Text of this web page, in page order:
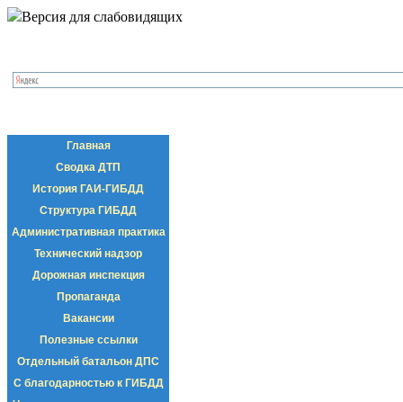
Версия для слабовидящих
Главная
Сводка ДТП
История ГАИ-ГИБДД
Структура ГИБДД
Административная практика
Технический надзор
Дорожная инспекция
Пропаганда
Вакансии
Полезные ссылки
Отдельный батальон ДПС
С благодарностью к ГИБДД